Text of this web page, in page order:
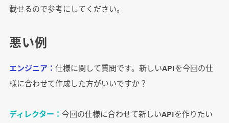
載せるので参考にしてください。
悪い例
エンジニア： 仕様に関して質問です。新しいAPIを今回の仕
様に合わせて作成した方がいいですか？
ディレクター： 今回の仕様に合わせて新しいAPIを作りたい